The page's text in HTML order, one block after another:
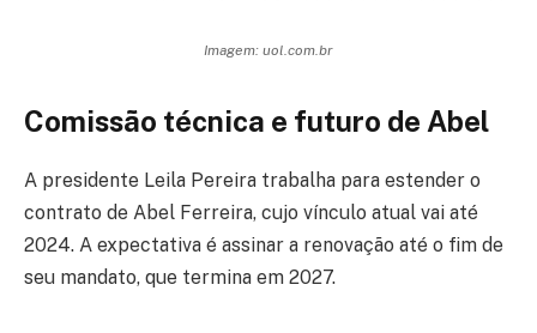
Imagem: uol.com.br
Comissão técnica e futuro de Abel
A presidente Leila Pereira trabalha para estender o
contrato de Abel Ferreira, cujo vínculo atual vai até
2024. A expectativa é assinar a renovação até o fim de
seu mandato, que termina em 2027.